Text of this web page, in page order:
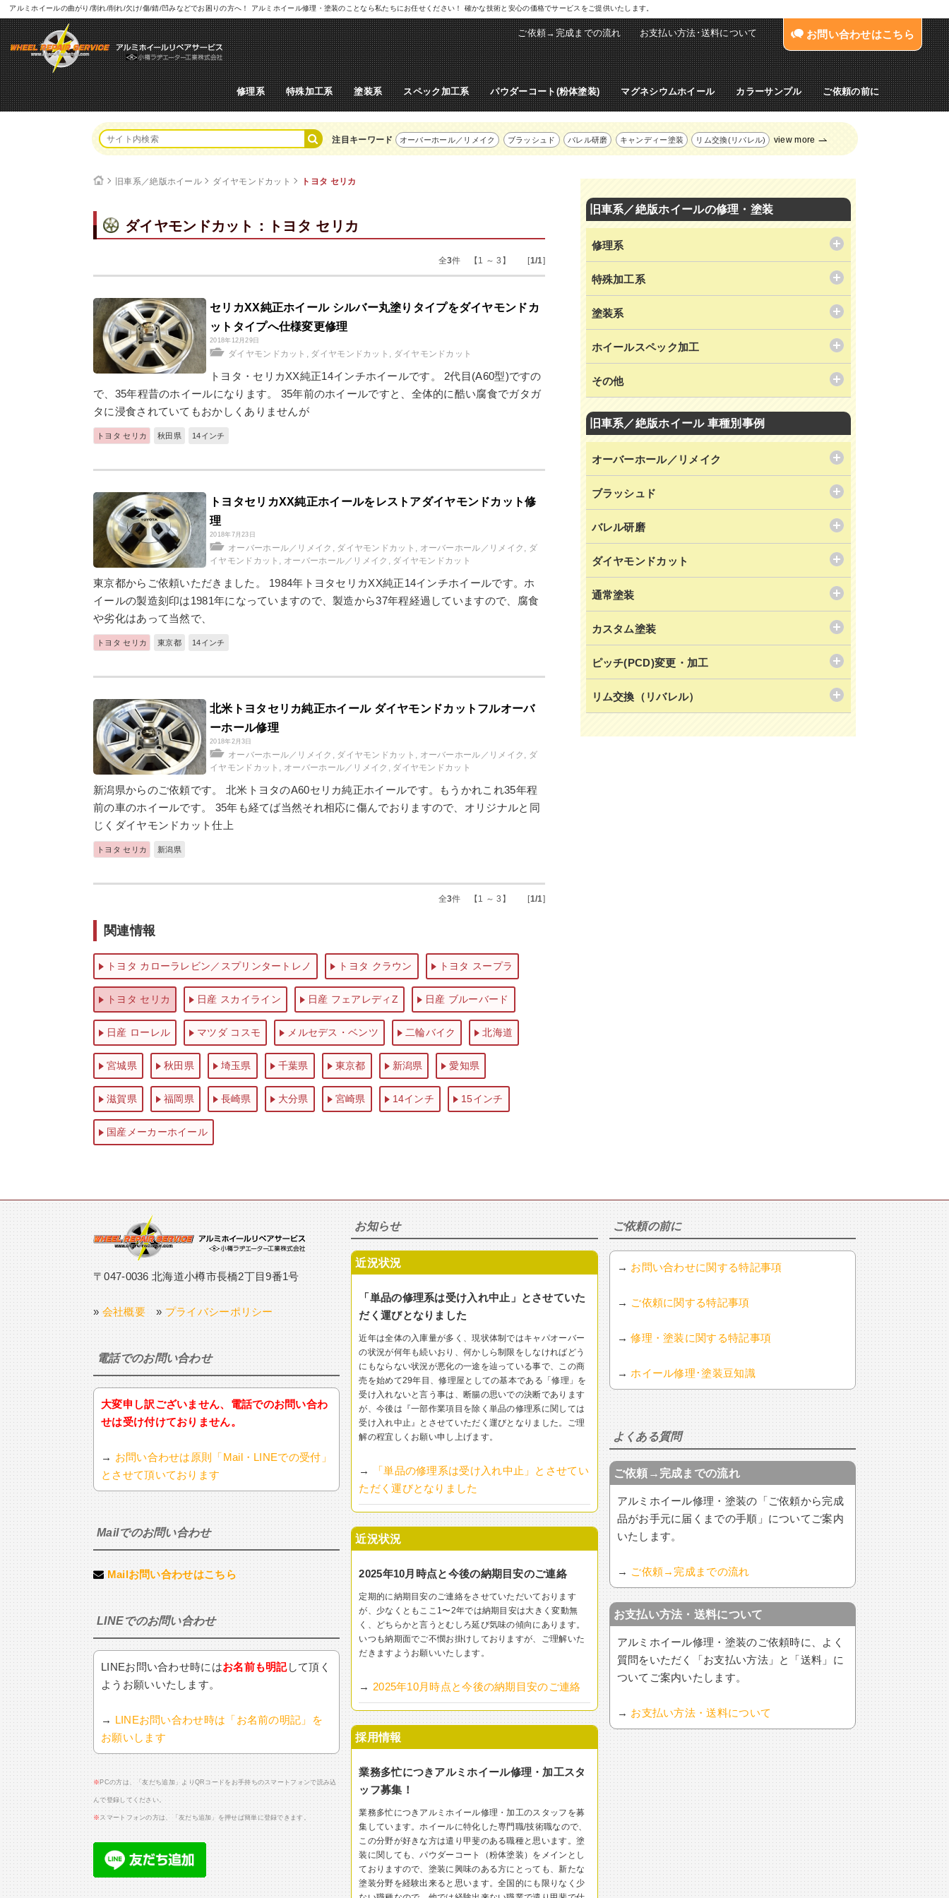
アルミホイールの曲がり/割れ/削れ/欠け/傷/錆/凹みなどでお困りの方へ！ アルミホイール修理・塗装のことなら私たちにお任せください！ 確かな技術と安心の価格でサービスをご提供いたします。
ご依頼→完成までの流れ お支払い方法･送料について お問い合わせはこちら
修理系 特殊加工系 塗装系 スペック加工系 パウダーコート(粉体塗装) マグネシウムホイール カラーサンプル ご依頼の前に
注目キーワード オーバーホール／リメイク ブラッシュド バレル研磨 キャンディー塗装 リム交換(リバレル) view more
旧車系／絶版ホイール ダイヤモンドカット トヨタ セリカ
ダイヤモンドカット：トヨタ セリカ
全3件 【1 ～ 3】 [1/1]
セリカXX純正ホイール シルバー丸塗りタイプをダイヤモンドカ
ットタイプへ仕様変更修理
2018年12月29日
ダイヤモンドカット , ダイヤモンドカット , ダイヤモンドカット
トヨタ・セリカXX純正14インチホイールです。 2代目(A60型)ですの
で、35年程昔のホイールになります。 35年前のホイールですと、全体的に酷い腐食でガタガ
タに浸食されていてもおかしくありませんが
トヨタ セリカ 秋田県 14インチ
トヨタセリカXX純正ホイールをレストアダイヤモンドカット修
理
2018年7月23日
オーバーホール／リメイク , ダイヤモンドカット , オーバーホール／リメイク , ダ
イヤモンドカット , オーバーホール／リメイク , ダイヤモンドカット
東京都からご依頼いただきました。 1984年トヨタセリカXX純正14インチホイールです。ホ
イールの製造刻印は1981年になっていますので、製造から37年程経過していますので、腐食
や劣化はあって当然で、
トヨタ セリカ 東京都 14インチ
北米トヨタセリカ純正ホイール ダイヤモンドカットフルオーバ
ーホール修理
2018年2月3日
オーバーホール／リメイク , ダイヤモンドカット , オーバーホール／リメイク , ダ
イヤモンドカット , オーバーホール／リメイク , ダイヤモンドカット
新潟県からのご依頼です。 北米トヨタのA60セリカ純正ホイールです。もうかれこれ35年程
前の車のホイールです。 35年も経てば当然それ相応に傷んでおりますので、オリジナルと同
じくダイヤモンドカット仕上
トヨタ セリカ 新潟県
全3件 【1 ～ 3】 [1/1]
関連情報
トヨタ カローラレビン／スプリンタートレノ トヨタ クラウン トヨタ スープラ
トヨタ セリカ 日産 スカイライン 日産 フェアレディZ 日産 ブルーバード
日産 ローレル マツダ コスモ メルセデス・ベンツ 二輪バイク 北海道
宮城県 秋田県 埼玉県 千葉県 東京都 新潟県 愛知県
滋賀県 福岡県 長崎県 大分県 宮崎県 14インチ 15インチ
国産メーカーホイール
旧車系／絶版ホイールの修理・塗装
修理系
特殊加工系
塗装系
ホイールスペック加工
その他
旧車系／絶版ホイール 車種別事例
オーバーホール／リメイク
ブラッシュド
バレル研磨
ダイヤモンドカット
通常塗装
カスタム塗装
ピッチ(PCD)変更・加工
リム交換（リバレル）
〒047-0036 北海道小樽市長橋2丁目9番1号
»会社概要» プライバシーポリシー
電話でのお問い合わせ
大変申し訳ございません、電話でのお問い合わ
せは受け付けておりません。
→ お問い合わせは原則「Mail・LINEでの受付」
とさせて頂いております
Mailでのお問い合わせ
Mailお問い合わせはこちら
LINEでのお問い合わせ
LINEお問い合わせ時にはお名前も明記して頂く
ようお願いいたします。
→ LINEお問い合わせ時は「お名前の明記」を
お願いします
※ PCの方は、「友だち追加」よりQRコードをお手持ちのスマートフォンで読み込
んで登録してください。
※ スマートフォンの方は、「友だち追加」を押せば簡単に登録できます。
お知らせ
近況状況
「単品の修理系は受け入れ中止」とさせていた
だく運びとなりました
近年は全体の入庫量が多く、現状体制ではキャパオーバー
の状況が何年も続いおり、何かしら制限をしなければどう
にもならない状況が悪化の一途を辿っている事で、この商
売を始めて29年目、修理屋としての基本である「修理」を
受け入れないと言う事は、断腸の思いでの決断であります
が、今後は『一部作業項目を除く単品の修理系に関しては
受け入れ中止』とさせていただく運びとなりました。ご理
解の程宜しくお願い申し上げます。
→
「単品の修理系は受け入れ中止」とさせてい
ただく運びとなりました
近況状況
2025年10月時点と今後の納期目安のご連絡
定期的に納期目安のご連絡をさせていただいております
が、少なくともここ1〜2年では納期目安は大きく変動無
く、どちらかと言うとむしろ延び気味の傾向にあります。
いつも納期面でご不憫お掛けしておりますが、ご理解いた
だきますようお願いいたします。
→ 2025年10月時点と今後の納期目安のご連絡
採用情報
業務多忙につきアルミホイール修理・加工スタ
ッフ募集！
業務多忙につきアルミホイール修理・加工のスタッフを募
集しています。ホイールに特化した専門職/技術職なので、
この分野が好きな方は遣り甲斐のある職種と思います。塗
装に関しても、パウダーコート（粉体塗装）をメインとし
ておりますので、塗装に興味のある方にとっても、新たな
塗装分野を経験出来ると思います。全国的にも限りなく少
ご依頼の前に
→ お問い合わせに関する特記事項
→ ご依頼に関する特記事項
→ 修理・塗装に関する特記事項
→ ホイール修理･塗装豆知識
よくある質問
ご依頼→完成までの流れ
アルミホイール修理・塗装の「ご依頼から完成
品がお手元に届くまでの手順」についてご案内
いたします。
→ ご依頼→完成までの流れ
お支払い方法・送料について
アルミホイール修理・塗装のご依頼時に、よく
質問をいただく「お支払い方法」と「送料」に
ついてご案内いたします。
→ お支払い方法・送料について